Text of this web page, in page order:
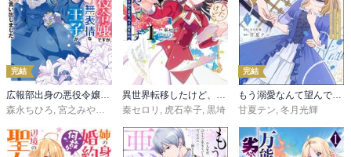
完結
広報部出身の悪役令嬢ですが、無表情な王子が「君を手放したくない」と言い出しました
森永ちひろ, 宮之みやこ 黒埼
異世界転移したけど、王立学院で事務員やってます
秦セロリ , 虎石幸子, 黒埼
完結
もう溺愛なんて望んでいませんので、悪しからず ～11回目の人生はひとりで生きていくつもりだったのに急に迫られても困ります～
甘夏テン, 冬月光輝